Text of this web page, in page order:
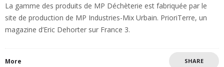
La gamme des produits de MP Déchèterie est fabriquée par le
site de production de MP Industries-Mix Urbain. PrioriTerre, un
magazine d’Eric Dehorter sur France 3.
More SHARE